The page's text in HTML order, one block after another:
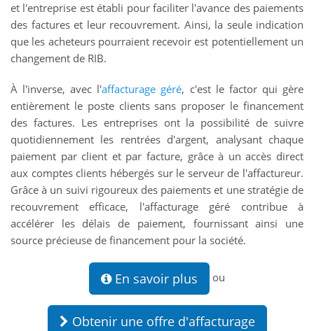
et l'entreprise est établi pour faciliter l'avance des paiements
des factures et leur recouvrement. Ainsi, la seule indication
que les acheteurs pourraient recevoir est potentiellement un
changement de RIB.
À l'inverse, avec l'affacturage géré, c'est le factor qui gère
entièrement le poste clients sans proposer le financement
des factures. Les entreprises ont la possibilité de suivre
quotidiennement les rentrées d'argent, analysant chaque
paiement par client et par facture, grâce à un accès direct
aux comptes clients hébergés sur le serveur de l'affactureur.
Grâce à un suivi rigoureux des paiements et une stratégie de
recouvrement efficace, l'affacturage géré contribue à
accélérer les délais de paiement, fournissant ainsi une
source précieuse de financement pour la société.
En savoir plus ou
Obtenir une offre d'affacturage